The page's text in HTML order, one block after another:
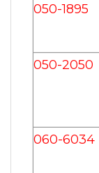
050-1895
050-2050
060-6034